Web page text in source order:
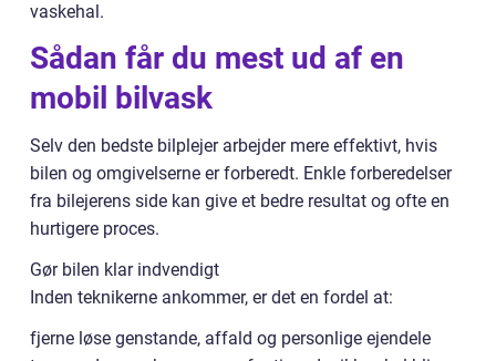
vaskehal.
Sådan får du mest ud af en
mobil bilvask
Selv den bedste bilplejer arbejder mere effektivt, hvis
bilen og omgivelserne er forberedt. Enkle forberedelser
fra bilejerens side kan give et bedre resultat og ofte en
hurtigere proces.
Gør bilen klar indvendigt
Inden teknikerne ankommer, er det en fordel at:
fjerne løse genstande, affald og personlige ejendele